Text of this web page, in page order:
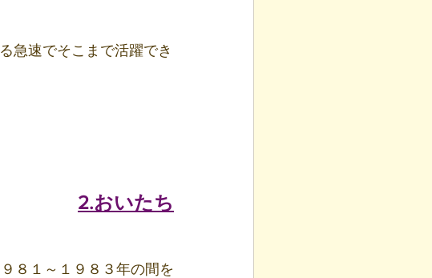
急速でそこまで活躍でき
2.おいたち
８１～１９８３年の間を